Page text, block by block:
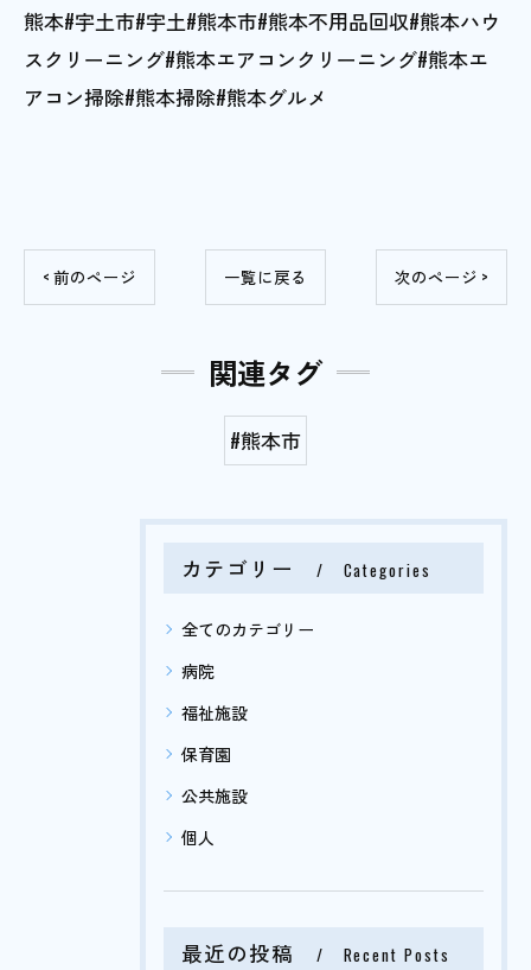
熊本#宇土市#宇土#熊本市#熊本不用品回収#熊本ハウ
スクリーニング#熊本エアコンクリーニング#熊本エ
アコン掃除#熊本掃除#熊本グルメ
< 前のページ 一覧に戻る 次のページ >
関連タグ
#熊本市
カテゴリー Categories
全てのカテゴリー
病院
福祉施設
保育園
公共施設
個人
最近の投稿 Recent Posts